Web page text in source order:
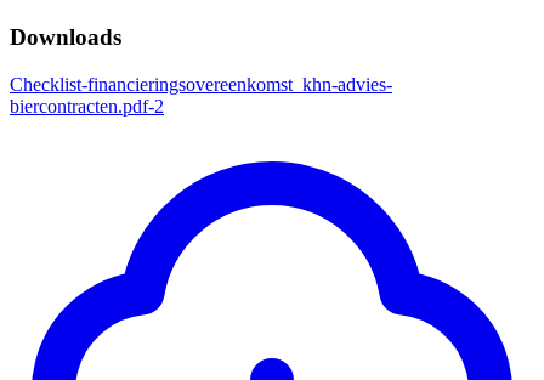
Downloads
Checklist-financieringsovereenkomst_khn-advies-
biercontracten.pdf-2